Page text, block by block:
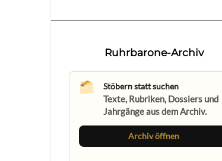
Ruhrbarone-Archiv
Stöbern statt suchen
Texte, Rubriken, Dossiers und
Jahrgänge aus dem Archiv.
Archiv öffnen